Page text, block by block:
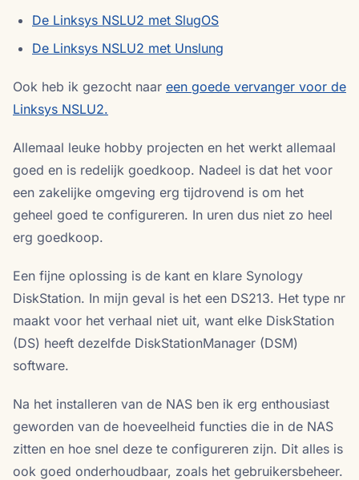
De Linksys NSLU2 met SlugOS
De Linksys NSLU2 met Unslung
Ook heb ik gezocht naar een goede vervanger voor de
Linksys NSLU2.
Allemaal leuke hobby projecten en het werkt allemaal
goed en is redelijk goedkoop. Nadeel is dat het voor
een zakelijke omgeving erg tijdrovend is om het
geheel goed te configureren. In uren dus niet zo heel
erg goedkoop.
Een fijne oplossing is de kant en klare Synology
DiskStation. In mijn geval is het een DS213. Het type nr
maakt voor het verhaal niet uit, want elke DiskStation
(DS) heeft dezelfde DiskStationManager (DSM)
software.
Na het installeren van de NAS ben ik erg enthousiast
geworden van de hoeveelheid functies die in de NAS
zitten en hoe snel deze te configureren zijn. Dit alles is
ook goed onderhoudbaar, zoals het gebruikersbeheer.